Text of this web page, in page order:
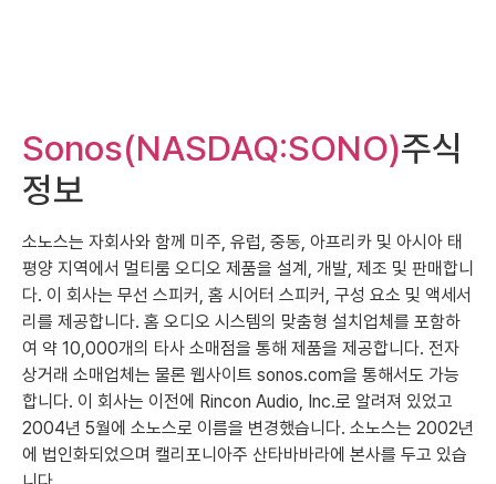
Sonos(NASDAQ:SONO)주식
정보
소노스는 자회사와 함께 미주, 유럽, 중동, 아프리카 및 아시아 태
평양 지역에서 멀티룸 오디오 제품을 설계, 개발, 제조 및 판매합니
다. 이 회사는 무선 스피커, 홈 시어터 스피커, 구성 요소 및 액세서
리를 제공합니다. 홈 오디오 시스템의 맞춤형 설치업체를 포함하
여 약 10,000개의 타사 소매점을 통해 제품을 제공합니다. 전자
상거래 소매업체는 물론 웹사이트 sonos.com을 통해서도 가능
합니다. 이 회사는 이전에 Rincon Audio, Inc.로 알려져 있었고
2004년 5월에 소노스로 이름을 변경했습니다. 소노스는 2002년
에 법인화되었으며 캘리포니아주 산타바바라에 본사를 두고 있습